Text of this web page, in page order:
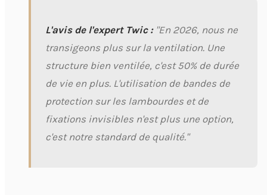
L'avis de l'expert Twic : "En 2026, nous ne
transigeons plus sur la ventilation. Une
structure bien ventilée, c'est 50% de durée
de vie en plus. L'utilisation de bandes de
protection sur les lambourdes et de
fixations invisibles n'est plus une option,
c'est notre standard de qualité."